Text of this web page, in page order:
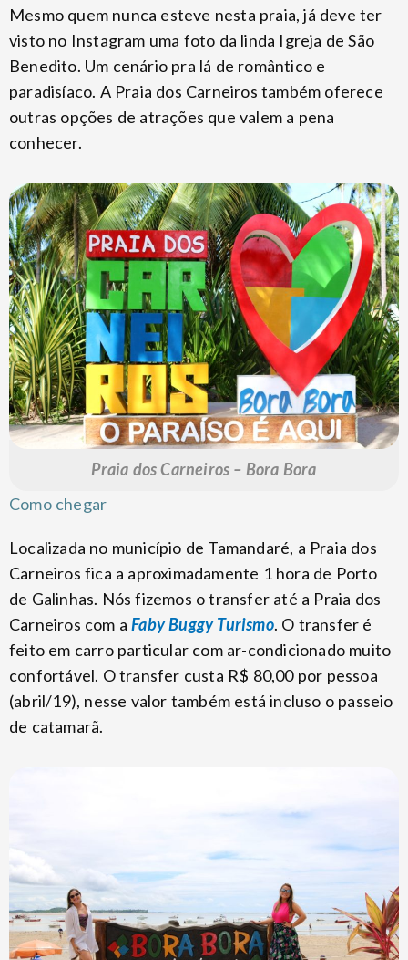
Mesmo quem nunca esteve nesta praia, já deve ter
visto no Instagram uma foto da linda Igreja de São
Benedito. Um cenário pra lá de romântico e
paradisíaco. A Praia dos Carneiros também oferece
outras opções de atrações que valem a pena
conhecer.
Praia dos Carneiros – Bora Bora
Como chegar
Localizada no município de Tamandaré, a Praia dos
Carneiros fica a aproximadamente 1 hora de Porto
de Galinhas. Nós fizemos o transfer até a Praia dos
Carneiros com aFaby Buggy Turismo. O transfer é
feito em carro particular com ar-condicionado muito
confortável. O transfer custa R$ 80,00 por pessoa
(abril/19), nesse valor também está incluso o passeio
de catamarã.